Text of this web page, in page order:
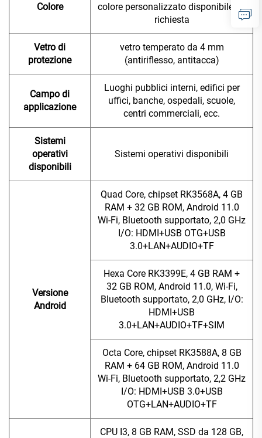
Colore
colore personalizzato disponibile su
richiesta
Vetro di
protezione
vetro temperato da 4 mm
(antiriflesso, antitacca)
Campo di
applicazione
Luoghi pubblici interni, edifici per
uffici, banche, ospedali, scuole,
centri commerciali, ecc.
Sistemi
operativi
disponibili
Sistemi operativi disponibili
Versione
Android
Quad Core, chipset RK3568A, 4 GB
RAM + 32 GB ROM, Android 11.0
Wi-Fi, Bluetooth supportato, 2,0 GHz
I/O: HDMI+USB OTG+USB
3.0+LAN+AUDIO+TF
Hexa Core RK3399E, 4 GB RAM +
32 GB ROM, Android 11.0, Wi-Fi,
Bluetooth supportato, 2,0 GHz, I/O:
HDMI+USB
3.0+LAN+AUDIO+TF+SIM
Octa Core, chipset RK3588A, 8 GB
RAM + 64 GB ROM, Android 11.0
Wi-Fi, Bluetooth supportato, 2,2 GHz
I/O: HDMI+USB 3.0+USB
OTG+LAN+AUDIO+TF
CPU I3, 8 GB RAM, SSD da 128 GB,